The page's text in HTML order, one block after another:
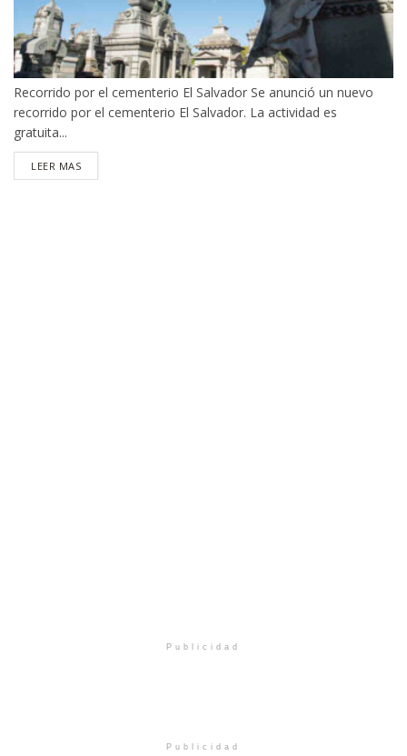
Recorrido por el cementerio El Salvador Se anunció un nuevo
recorrido por el cementerio El Salvador. La actividad es
gratuita...
LEER MASDETAILS
Publicidad
Publicidad